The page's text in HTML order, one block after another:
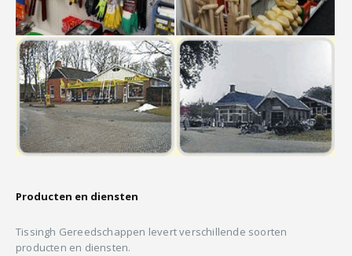
Producten en diensten
Tissingh Gereedschappen levert verschillende soorten
producten en diensten.